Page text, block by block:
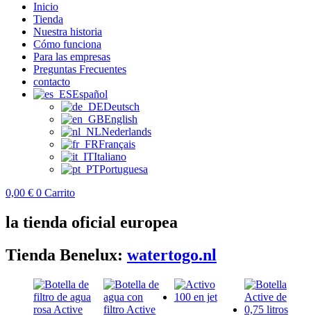
Inicio
Tienda
Nuestra historia
Cómo funciona
Para las empresas
Preguntas Frecuentes
contacto
Español
Deutsch
English
Nederlands
Français
Italiano
Portuguesa
0,00 € 0 Carrito
la tienda oficial europea
Tienda Benelux: watertogo.nl